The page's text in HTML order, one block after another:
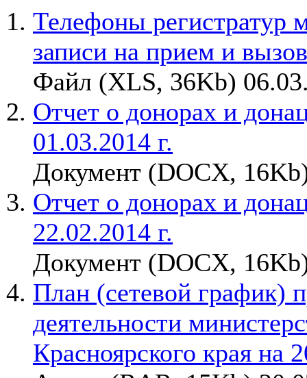
Телефоны регистратур
записи на прием и
Файл (XLS, 36Kb)
Отчет о донорах и
01.03.2014 г.
Документ (DOCX,
Отчет о донорах и
22.02.2014 г.
Документ (DOCX,
План (сетевой график)
деятельности
Красноярского края на